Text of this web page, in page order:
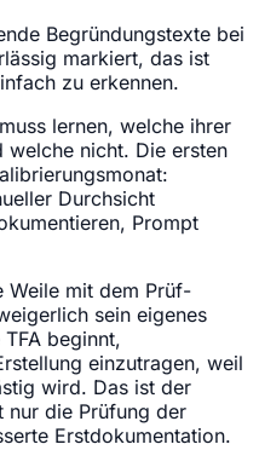
Begründungstexte bei
markiert, das ist
zu erkennen.
lernen, welche ihrer
welche nicht. Die ersten
Durchsicht
Prompt
Weile mit dem Prüf-
sein eigenes
beginnt,
einzutragen, weil
wird. Das ist der
nur die Prüfung der
Erstdokumentation.